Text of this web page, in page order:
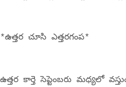
*ఉత్తర చూసి ఎత్తరగంప*
ఉత్తర కార్తె సెప్టెంబరు మధ్యలో